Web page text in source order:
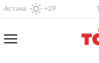
Астана +29